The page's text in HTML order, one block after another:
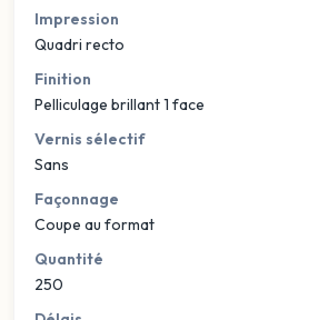
Impression
Quadri recto
Finition
Pelliculage brillant 1 face
Vernis sélectif
Sans
Façonnage
Coupe au format
Quantité
250